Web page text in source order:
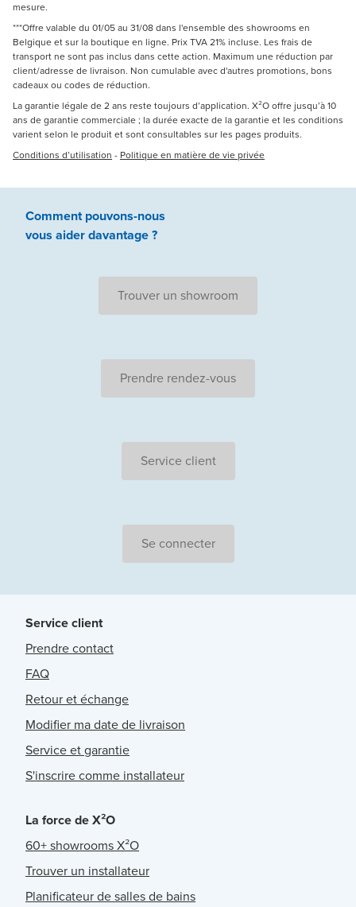
mesure.
***Offre valable du 01/05 au 31/08 dans l'ensemble des showrooms en
Belgique et sur la boutique en ligne. Prix TVA 21% incluse. Les frais de
transport ne sont pas inclus dans cette action. Maximum une réduction par
client/adresse de livraison. Non cumulable avec d'autres promotions, bons
cadeaux ou codes de réduction.
La garantie légale de 2 ans reste toujours d’application. X²O offre jusqu’à 10
ans de garantie commerciale ; la durée exacte de la garantie et les conditions
varient selon le produit et sont consultables sur les pages produits.
Conditions d’utilisation - Politique en matière de vie privée
Comment pouvons-nous
vous aiderdavantage ?
Trouver un showroom
Prendre rendez-vous
Service client
Se connecter
Service client
Prendre contact
FAQ
Retour et échange
Modifier ma date de livraison
Service et garantie
S'inscrire comme installateur
La force de X²O
60+ showrooms X²O
Trouver un installateur
Planificateur de salles de bains